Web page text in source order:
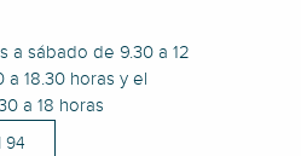
a sábado de 9.30 a 12
a 18.30 horas y el
a 18 horas
94